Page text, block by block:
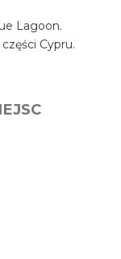
Lagoon.
Cypru.